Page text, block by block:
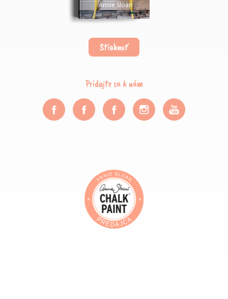
Annie Sloan
Stiahnuť
Pridajte sa k nám